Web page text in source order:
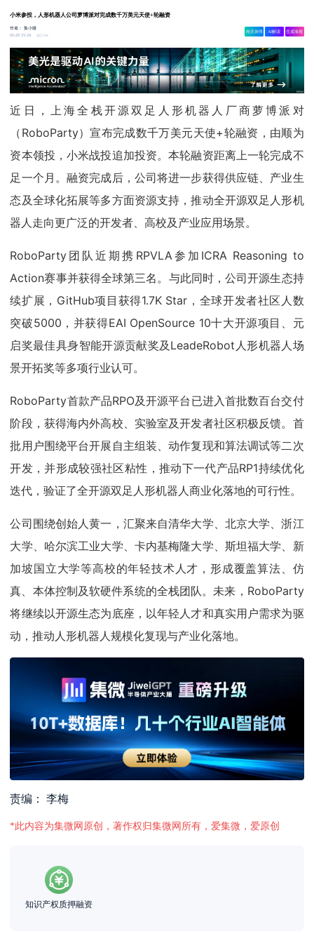
小米参投，人形机器人公司萝博派对完成数千万美元天使+轮融资
作者：集小微
05-20 15:24
2.6w
相关舆情 AI解读 生成海报
近日，上海全栈开源双足人形机器人厂商萝博派对
（RoboParty）宣布完成数千万美元天使+轮融资，由顺为
资本领投，小米战投追加投资。本轮融资距离上一轮完成不
足一个月。融资完成后，公司将进一步获得供应链、产业生
态及全球化拓展等多方面资源支持，推动全开源双足人形机
器人走向更广泛的开发者、高校及产业应用场景。
RoboParty团队近期携RPVLA参加ICRA Reasoning to
Action赛事并获得全球第三名。与此同时，公司开源生态持
续扩展，GitHub项目获得1.7K Star，全球开发者社区人数
突破5000，并获得EAI OpenSource 10十大开源项目、元
启奖最佳具身智能开源贡献奖及LeadeRobot人形机器人场
景开拓奖等多项行业认可。
RoboParty首款产品RPO及开源平台已进入首批数百台交付
阶段，获得海内外高校、实验室及开发者社区积极反馈。首
批用户围绕平台开展自主组装、动作复现和算法调试等二次
开发，并形成较强社区粘性，推动下一代产品RP1持续优化
迭代，验证了全开源双足人形机器人商业化落地的可行性。
公司围绕创始人黄一，汇聚来自清华大学、北京大学、浙江
大学、哈尔滨工业大学、卡内基梅隆大学、斯坦福大学、新
加坡国立大学等高校的年轻技术人才，形成覆盖算法、仿
真、本体控制及软硬件系统的全栈团队。未来，RoboParty
将继续以开源生态为底座，以年轻人才和真实用户需求为驱
动，推动人形机器人规模化复现与产业化落地。
责编： 李梅
*此内容为集微网原创，著作权归集微网所有，爱集微，爱原创
知识产权质押融资